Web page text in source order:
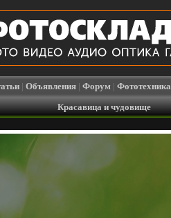
| Объявления | Форум | Фототехника
Красавица и чудовище